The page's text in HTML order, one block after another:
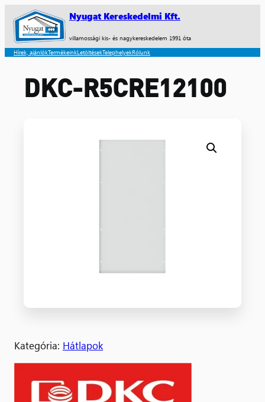
Nyugat Kereskedelmi Kft.
villamossági kis- és nagykereskedelem 1991 óta
Hírek, ajánlókTermékeinkLetöltésekTelephelyekRólunk
DKC-R5CRE12100
Kategória: Hátlapok